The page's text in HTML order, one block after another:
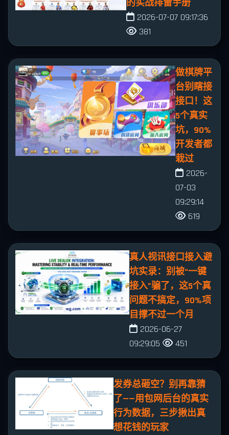
的实战排雷手册
2026-07-07 09:17:36
381
做棋牌平
台别瞎接
接口！这
5个真实
坑，90%
开发者都
栽过
2026-
07-03
09:29:14
619
真人视讯接口接入避
坑实录：别被“一键
接入”骗了，这5个真
问题不搞定，90%项
目撑不过一个月
2026-06-27
09:29:05
451
发券总砸空？别再靠猜
了——用包网后台的真实
行为数据，三步揪出真
想花钱的玩家